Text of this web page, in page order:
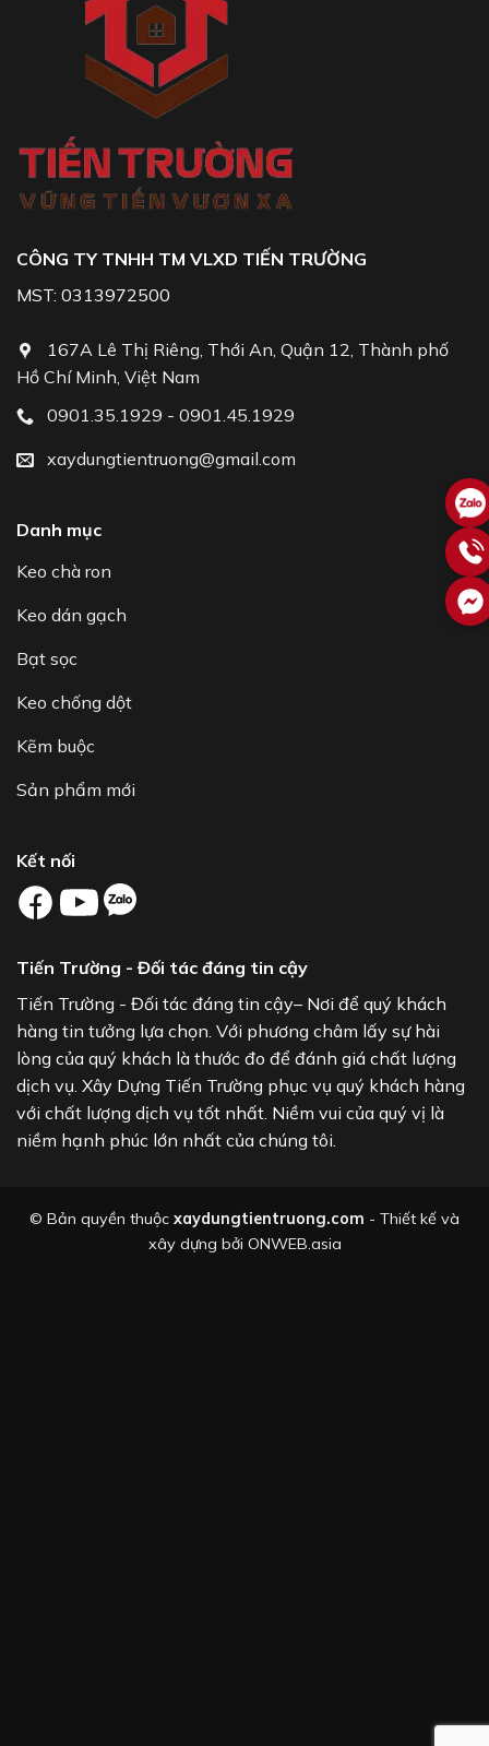
CÔNG TY TNHH TM VLXD TIẾN TRƯỜNG
MST: 0313972500
167A Lê Thị Riêng, Thới An, Quận 12, Thành phố
Hồ Chí Minh, Việt Nam
0901.35.1929 - 0901.45.1929
xaydungtientruong@gmail.com
Danh mục
Keo chà ron
Keo dán gạch
Bạt sọc
Keo chống dột
Kẽm buộc
Sản phẩm mới
Kết nối
Tiến Trường - Đối tác đáng tin cậy
Tiến Trường - Đối tác đáng tin cậy– Nơi để quý khách
hàng tin tưởng lựa chọn. Với phương châm lấy sự hài
lòng của quý khách là thước đo để đánh giá chất lượng
dịch vụ. Xây Dựng Tiến Trường phục vụ quý khách hàng
với chất lượng dịch vụ tốt nhất. Niềm vui của quý vị là
niềm hạnh phúc lớn nhất của chúng tôi.
© Bản quyền thuộc xaydungtientruong.com - Thiết kế và
xây dựng bởi ONWEB.asia